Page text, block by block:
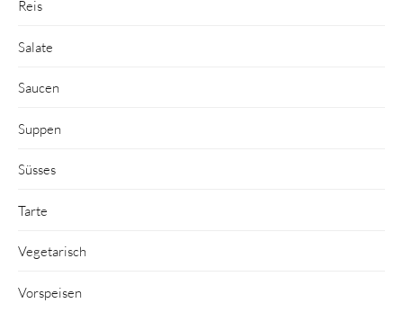
Reis
Salate
Saucen
Suppen
Süsses
Tarte
Vegetarisch
Vorspeisen